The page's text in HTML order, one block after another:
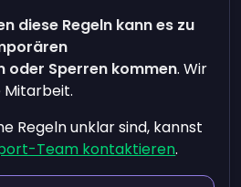
diese Regeln kann es zu
oder Sperren kommen. Wir
Mitarbeit.
Regeln unklar sind, kannst
Team kontaktieren.